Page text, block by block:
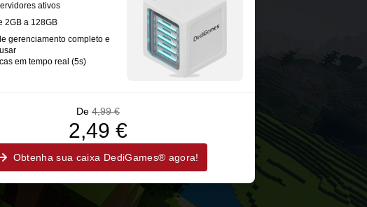
ativos
2GB a 128GB
gerenciamento completo e
em tempo real (5s)
De 4,99 €
2,49 €
Obtenha sua caixa DediGames® agora!